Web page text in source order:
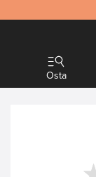
Osta